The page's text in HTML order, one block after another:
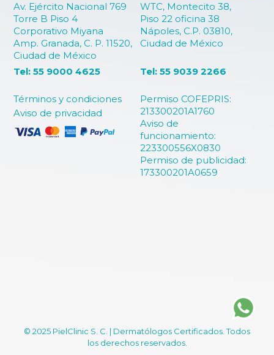
Av. Ejército Nacional 769
Torre B Piso 4
Corporativo Miyana
Amp. Granada, C. P. 11520,
Ciudad de México
WTC, Montecito 38,
Piso 22 oficina 38
Nápoles, C.P. 03810,
Ciudad de México
Términos y condiciones
Aviso de privacidad
Permiso COFEPRIS:
213300201A1760
Aviso de
funcionamiento:
223300556X0830
Permiso de publicidad:
173300201A0659
Tel: 55 9000 4625 Tel: 55 9039 2266
© 2025 PielClinic S. C. | Dermatólogos Certificados. Todos
los derechos reservados.